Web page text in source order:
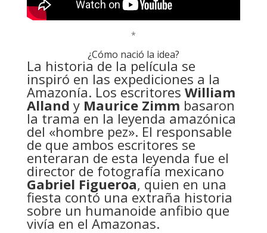
*
¿Cómo nació la idea?
La historia de la película se
inspiró en las expediciones a la
Amazonía. Los escritores William
Alland y Maurice Zimm basaron
la trama en la leyenda amazónica
del «hombre pez». El responsable
de que ambos escritores se
enteraran de esta leyenda fue el
director de fotografía mexicano
Gabriel Figueroa, quien en una
fiesta contó una extraña historia
sobre un humanoide anfibio que
vivía en el Amazonas.